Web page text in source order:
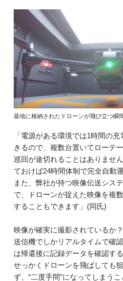
基地に格納されたドローンが飛び立つ瞬
「電源がある環境では1時間の
きるので、複数台置いてローテ
巡回が途切れることはありませ
ておけば24時間体制で完全自動
また、弊社が持つ映像伝送シス
で、ドローンが捉えた映像を複
することもできます」(同氏)
映像が確実に撮影されているか
送信機でしかリアルタイムで確
は帰還後に記録データを確認す
せっかくドローンを飛ばしても
ず、“二度手間”になってしまうこ